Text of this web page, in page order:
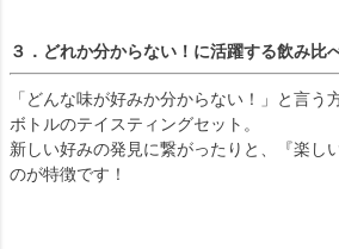
３．どれか分からない！に活躍する飲み比
「どんな味が好みか分からない！」と言う
ボトルのテイスティングセット。
新しい好みの発見に繋がったりと、『楽し
のが特徴です！